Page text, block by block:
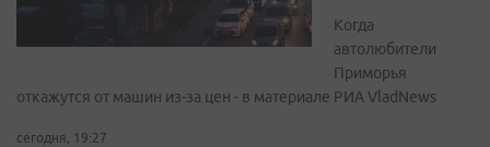
Когда
автолюбители
Приморья
откажутся от машин из-за цен - в материале РИА VladNews
сегодня, 19:27